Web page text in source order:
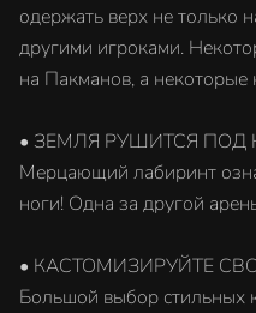
одержать верх не только
другими игроками.
на Пакманов, а некоторые
• ЗЕМЛЯ РУШИТСЯ ПОД
Мерцающий лабиринт
ноги! Одна за другой
• КАСТОМИЗИРУЙТЕ
Большой выбор стильных